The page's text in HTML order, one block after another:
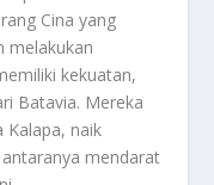
Cina yang
melakukan
kekuatan,
Batavia. Mereka
Kalapa, naik
mendarat